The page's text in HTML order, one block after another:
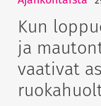
Kun
ja
vaativat